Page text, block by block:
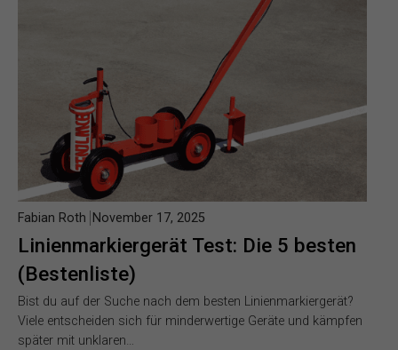
Linienmarkiergerät Test: Die 5 besten
(Bestenliste)
Fabian Roth November 17, 2025
Bist du auf der Suche nach dem besten Linienmarkiergerät?
Viele entscheiden sich für minderwertige Geräte und kämpfen
später mit unklaren…